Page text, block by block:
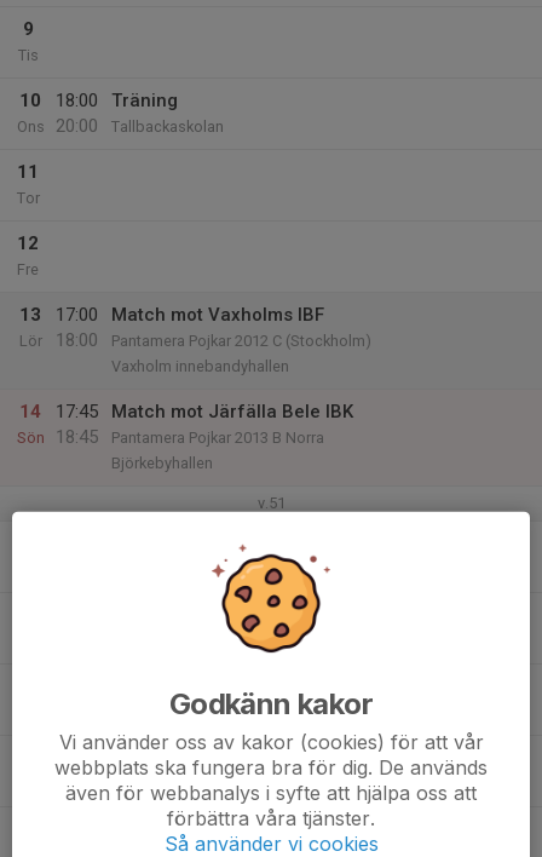
9
Tis
10
Ons
18:00
20:00
Träning
Tallbackaskolan
11
Tor
12
Fre
13
Lör
17:00
18:00
Match mot Vaxholms IBF
Pantamera Pojkar 2012 C (Stockholm)
Vaxholm innebandyhallen
14
Sön
17:45
18:45
Match mot Järfälla Bele IBK
Pantamera Pojkar 2013 B Norra
Björkebyhallen
v.51
Träning Tallbacka
Tallbackaskolan
Tallbackaskolan
18:30
20:00
Match - Föräldra vs barn
Tallbacka sporthall
Godkänn kakor
Vi använder oss av kakor (cookies) för att vår
webbplats ska fungera bra för dig. De används
även för webbanalys i syfte att hjälpa oss att
förbättra våra tjänster.
Så använder vi cookies